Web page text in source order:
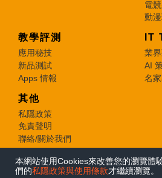
本網站使用Cookies來改善您的瀏覽體
們的私隱政策與使用條款才繼續瀏覽。
電
動
教學評測
應用秘技
新品測試
Apps 情報
IT
業
AI
名
其他
私隱政策
免責聲明
聯絡/關於我們
© 2026 e-zone. All Rights